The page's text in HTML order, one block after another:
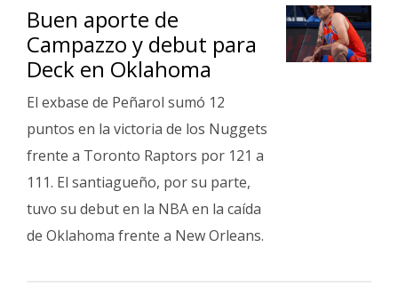
Buen aporte de
Campazzo y debut para
Deck en Oklahoma
El exbase de Peñarol sumó 12
puntos en la victoria de los Nuggets
frente a Toronto Raptors por 121 a
111. El santiagueño, por su parte,
tuvo su debut en la NBA en la caída
de Oklahoma frente a New Orleans.